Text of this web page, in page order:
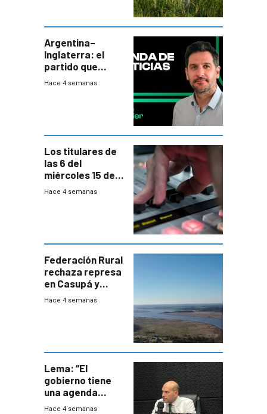
departamental
Argentina–
Inglaterra: el
partido que
nunca termina
Hace 4 semanas
Los titulares de
las 6 del
miércoles 15 de
julio de 2026
Hace 4 semanas
Federación Rural
rechaza represa
en Casupá y
firma demanda
Hace 4 semanas
Lema: “El
gobierno tiene
una agenda
destructiva”
Hace 4 semanas